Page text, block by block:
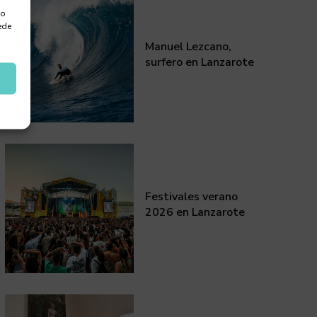
Manuel Lezcano,
surfero en Lanzarote
Festivales verano
2026 en Lanzarote